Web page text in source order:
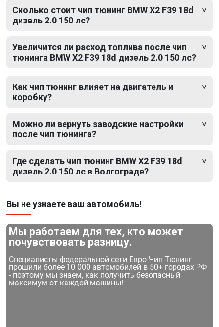
Сколько стоит чип тюнинг BMW X2 F39 18d
дизель 2.0 150 лс?
Увеличится ли расход топлива после чип
тюнинга BMW X2 F39 18d дизель 2.0 150 лс?
Как чип тюнинг влияет на двигатель и
коробку?
Можно ли вернуть заводские настройки
после чип тюнинга?
Где сделать чип тюнинг BMW X2 F39 18d
дизель 2.0 150 лс в Волгограде?
Вы не узнаете ваш автомобиль!
Мы работаем для тех, кто может
почувствовать разницу.
Специалисты федеральной сети Евро Чип Тюнинг
прошили более 10 000 автомобилей в 50+ городах РФ
- поэтому мы знаем, как получить безопасный
максимум от каждой машины!